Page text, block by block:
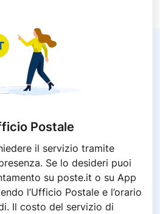
Postale
il servizio tramite
Se lo desideri puoi
su poste.it o su App
l’Ufficio Postale e l’orario
Il costo del servizio di